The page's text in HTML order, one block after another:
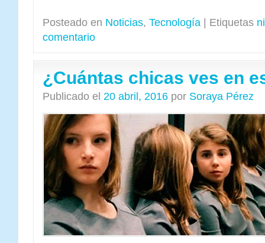
Posteado en Noticias, Tecnología Etiquetas
comentario
¿Cuántas chicas ves en
Publicado el 20 abril, 2016 por Soraya Pérez